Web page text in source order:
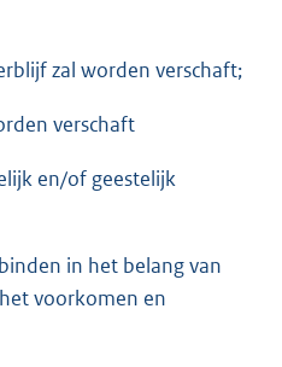
zal worden verschaft;
verschaft
en/of geestelijk
in het belang van
voorkomen en